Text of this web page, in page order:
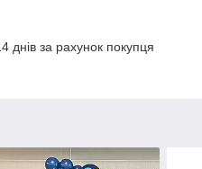
днів за рахунок покупця